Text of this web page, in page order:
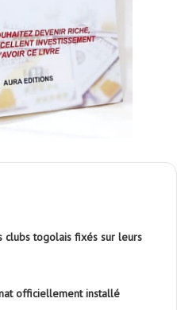
clubs togolais fixés sur leurs
officiellement installé